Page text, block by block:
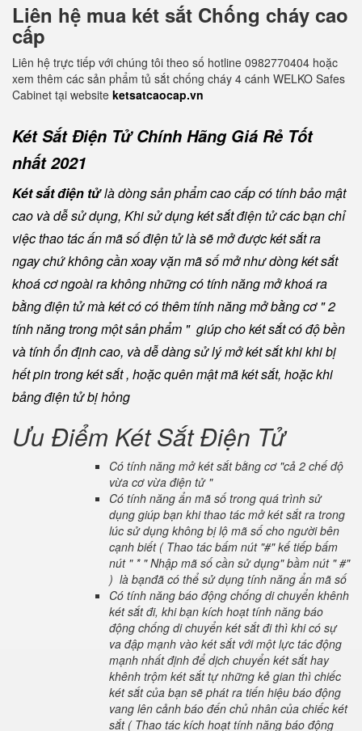
Liên hệ mua két sắt Chống cháy cao
cấp
Liên hệ trực tiếp với chúng tôi theo số hotline 0982770404 hoặc
xem thêm các sản phẩm tủ sắt chống cháy 4 cánh WELKO Safes
Cabinet tại website ketsatcaocap.vn
Két Sắt Điện Tử Chính Hãng Giá Rẻ Tốt
nhất 2021
Két sắt điện tửlà dòng sản phẩm cao cấp có tính bảo mật
cao và dễ sử dụng, Khi sử dụng két sắt điện tử các bạn chỉ
việc thao tác ấn mã số điện tử là sẽ mở được két sắt ra
ngay chứ không cần xoay vặn mã số mở như dòng két sắt
khoá cơ ngoài ra không những có tính năng mở khoá ra
bằng điện tử mà két có có thêm tính năng mở bằng cơ " 2
tính năng trong một sản phẩm " giúp cho két sắt có độ bền
và tính ổn định cao, và dễ dàng sử lý mở két sắt khi khi bị
hết pin trong két sắt , hoặc quên mật mã két sắt, hoặc khi
bảng điện tử bị hỏng
Ưu Điểm Két Sắt Điện Tử
Có tính năng mở két sắt bằng cơ "cả 2 chế độ
vừa cơ vừa điện tử "
Có tính năng ẩn mã số trong quá trình sử
dụng giúp bạn khi thao tác mở két sắt ra trong
lúc sử dụng không bị lộ mã số cho người bên
cạnh biết ( Thao tác bấm nút "#" kế tiếp bấm
nút " * " Nhập mã số cần sử dụng" bầm nút " #"
) là bạnđã có thể sử dụng tính năng ẩn mã số
Có tính năng báo động chống di chuyển khênh
két sắt đi, khi bạn kích hoạt tính năng báo
động chống di chuyển két sắt đi thì khi có sự
va đập mạnh vào két sắt với một lực tác động
mạnh nhất định để dịch chuyển két sắt hay
khênh trộm két sắt tự những kẻ gian thì chiếc
két sắt của bạn sẽ phát ra tiến hiệu báo động
vang lên cảnh báo đến chủ nhân của chiếc két
sắt ( Thao tác kích hoạt tính năng báo động